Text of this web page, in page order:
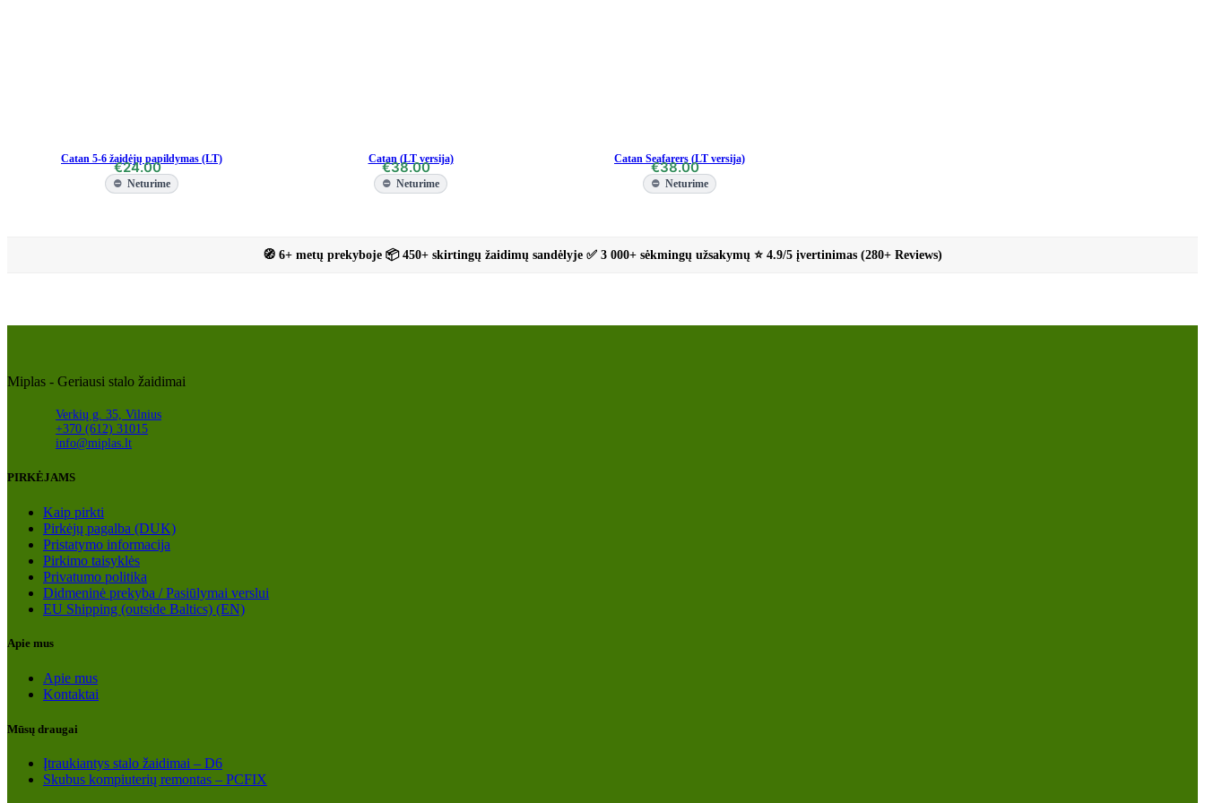
Catan 5-6 žaidėjų papildymas (LT)
€24.00
Neturime
Catan (LT versija)
€38.00
Neturime
Catan Seafarers (LT versija)
€38.00
Neturime
🧭 6+ metų prekyboje 📦 450+ skirtingų žaidimų sandėlyje ✅ 3 000+ sėkmingų užsakymų ⭐ 4.9/5 įvertinimas (280+ Reviews)
Miplas - Geriausi stalo žaidimai
Verkių g. 35, Vilnius
+370 (612) 31015
info@miplas.lt
PIRKĖJAMS
Kaip pirkti
Pirkėjų pagalba (DUK)
Pristatymo informacija
Pirkimo taisyklės
Privatumo politika
Didmeninė prekyba / Pasiūlymai verslui
EU Shipping (outside Baltics) (EN)
Apie mus
Apie mus
Kontaktai
Mūsų draugai
Įtraukiantys stalo žaidimai – D6
Skubus kompiuterių remontas – PCFIX